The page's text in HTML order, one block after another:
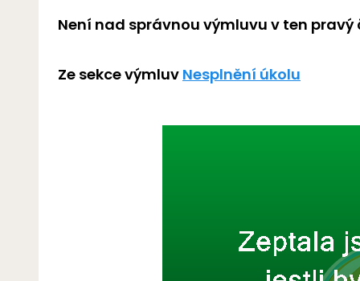
Není nad správnou výmluvu v ten pravý
Ze sekce výmluv Nesplnění úkolu